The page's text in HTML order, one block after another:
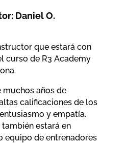
Daniel O.
que estará con
curso de R3 Academy
muchos años de
calificaciones de los
y empatía.
estará en
equipo de entrenadores